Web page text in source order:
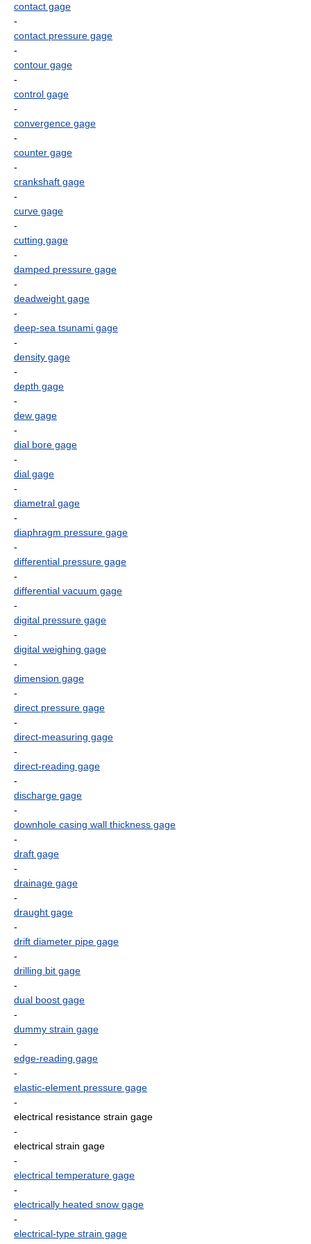
contact gage
-
contact pressure gage
-
contour gage
-
control gage
-
convergence gage
-
counter gage
-
crankshaft gage
-
curve gage
-
cutting gage
-
damped pressure gage
-
deadweight gage
-
deep-sea tsunami gage
-
density gage
-
depth gage
-
dew gage
-
dial bore gage
-
dial gage
-
diametral gage
-
diaphragm pressure gage
-
differential pressure gage
-
differential vacuum gage
-
digital pressure gage
-
digital weighing gage
-
dimension gage
-
direct pressure gage
-
direct-measuring gage
-
direct-reading gage
-
discharge gage
-
downhole casing wall thickness gage
-
draft gage
-
drainage gage
-
draught gage
-
drift diameter pipe gage
-
drilling bit gage
-
dual boost gage
-
dummy strain gage
-
edge-reading gage
-
elastic-element pressure gage
-
electrical resistance strain gage
-
electrical strain gage
-
electrical temperature gage
-
electrically heated snow gage
-
electrical-type strain gage